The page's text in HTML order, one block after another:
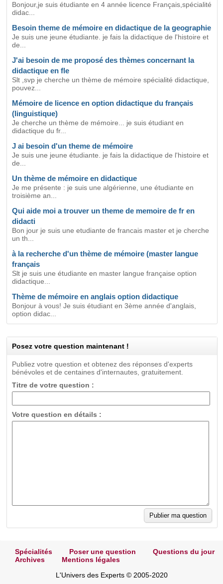
Bonjour,je suis étudiante en 4 année licence Français,spécialité
didac...
Besoin theme de mémoire en didactique de la geographie
Je suis une jeune étudiante. je fais la didactique de l'histoire et
de...
J'ai besoin de me proposé des thèmes concernant la
didactique en fle
Slt ,svp je cherche un thème de mémoire spécialité didactique,
pouvez...
Mémoire de licence en option didactique du français
(linguistique)
Je cherche un thème de mémoire... je suis étudiant en
didactique du fr...
J ai besoin d'un theme de mémoire
Je suis une jeune étudiante. je fais la didactique de l'histoire et
de...
Un thème de mémoire en didactique
Je me présente : je suis une algérienne, une étudiante en
troisième an...
Qui aide moi a trouver un theme de memoire de fr en
didacti
Bon jour je suis une etudiante de francais master et je cherche
un th...
à la recherche d'un thème de mémoire (master langue
français
Slt je suis une étudiante en master langue française option
didactique...
Thème de mémoire en anglais option didactique
Bonjour à vous! Je suis étudiant en 3ème année d'anglais,
option didac...
Posez votre question maintenant !
Publiez votre question et obtenez des réponses d'experts
bénévoles et de centaines d'internautes, gratuitement.
Titre de votre question :
Votre question en détails :
Spécialités Poser une question
Questions du jour
Archives
Mentions légales
L'Univers des Experts © 2005-2020